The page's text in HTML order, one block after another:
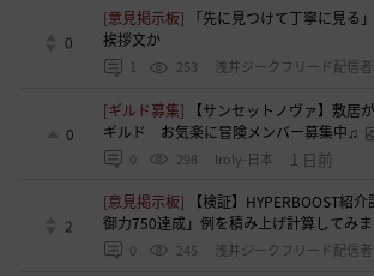
0
[意見掲示板]
「先に見つけて丁寧に見る
挨拶文か
1 253 浅井ジークフリード配信者
0
[ギルド募集]
【サンセットノヴァ】敷居
ギルド お気楽に冒険メンバー募集中♫
0 298 Iroly-日本 1 日前
2
[意見掲示板]
【検証】HYPERBOOST紹
御力750達成」例を積み上げ計算してみ
0 245 浅井ジークフリード配信者